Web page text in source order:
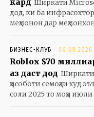
кард Ширкати
дод, ки ба
меҳмонон дар
БИЗНЕС-КЛУБ 06.08.2026
Roblox $70
аз даст дод Ширкати
ҳисоботи семоҳаи худ
соли 2025 то моҳи июли